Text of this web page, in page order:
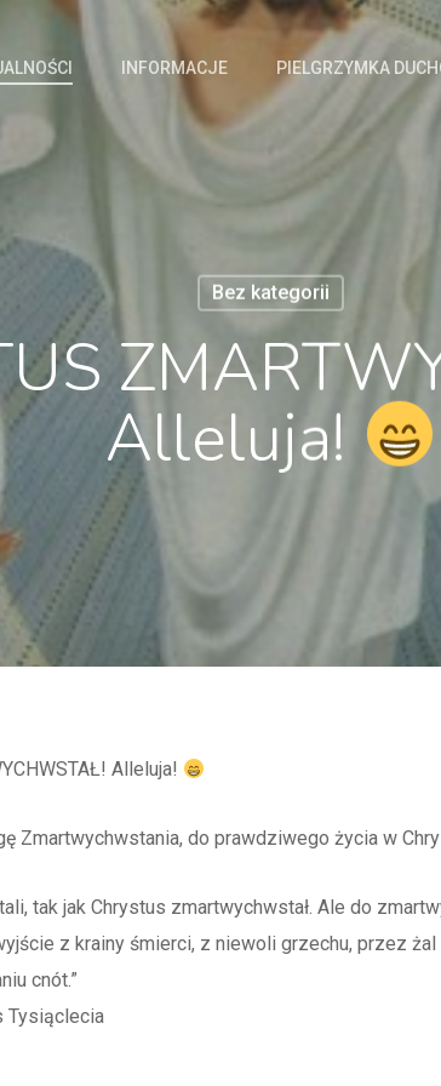
INFORMACJE PIELGRZYMKA
Bez kategorii
Alleluja!
Alleluja!
Zmartwychwstania, do prawdziwego życia w
tak jak Chrystus zmartwychwstał. Ale do
z krainy śmierci, z niewoli grzechu, przez
cnót.”
Tysiąclecia